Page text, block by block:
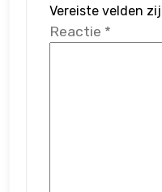
Vereiste velden
Reactie *